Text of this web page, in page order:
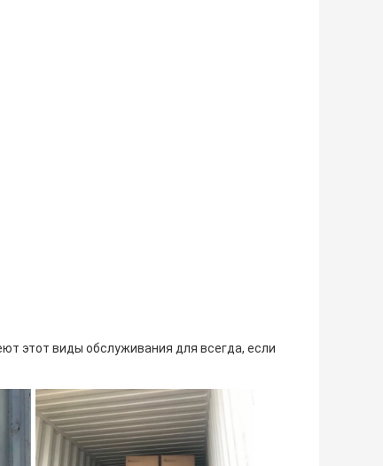
этот виды обслуживания для всегда, если